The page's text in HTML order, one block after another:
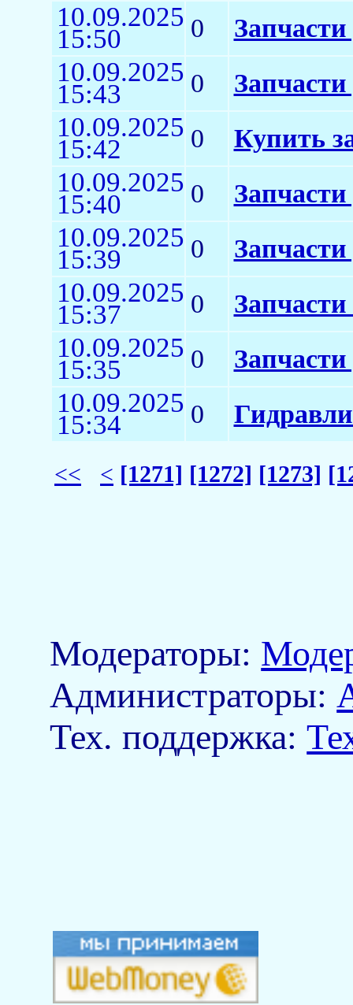
10.09.2025
15:50 0
10.09.2025
15:43 0
10.09.2025
15:42 0 Купить
10.09.2025
15:40 0
10.09.2025
15:39 0
10.09.2025
15:37 0
10.09.2025
15:35 0
10.09.2025
15:34 0
<< < [1271] [1272] [1273]
Модераторы:
Aдминистраторы:
Тех. поддержка: